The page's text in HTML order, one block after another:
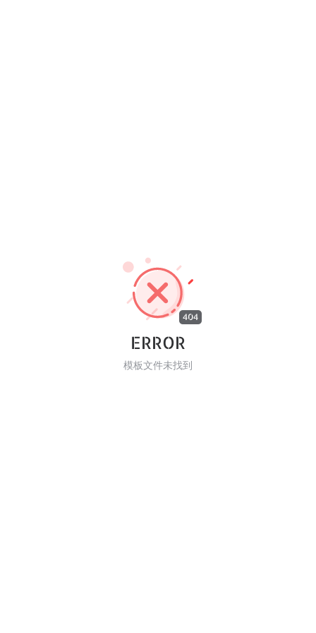
404
ERROR
模板文件未找到